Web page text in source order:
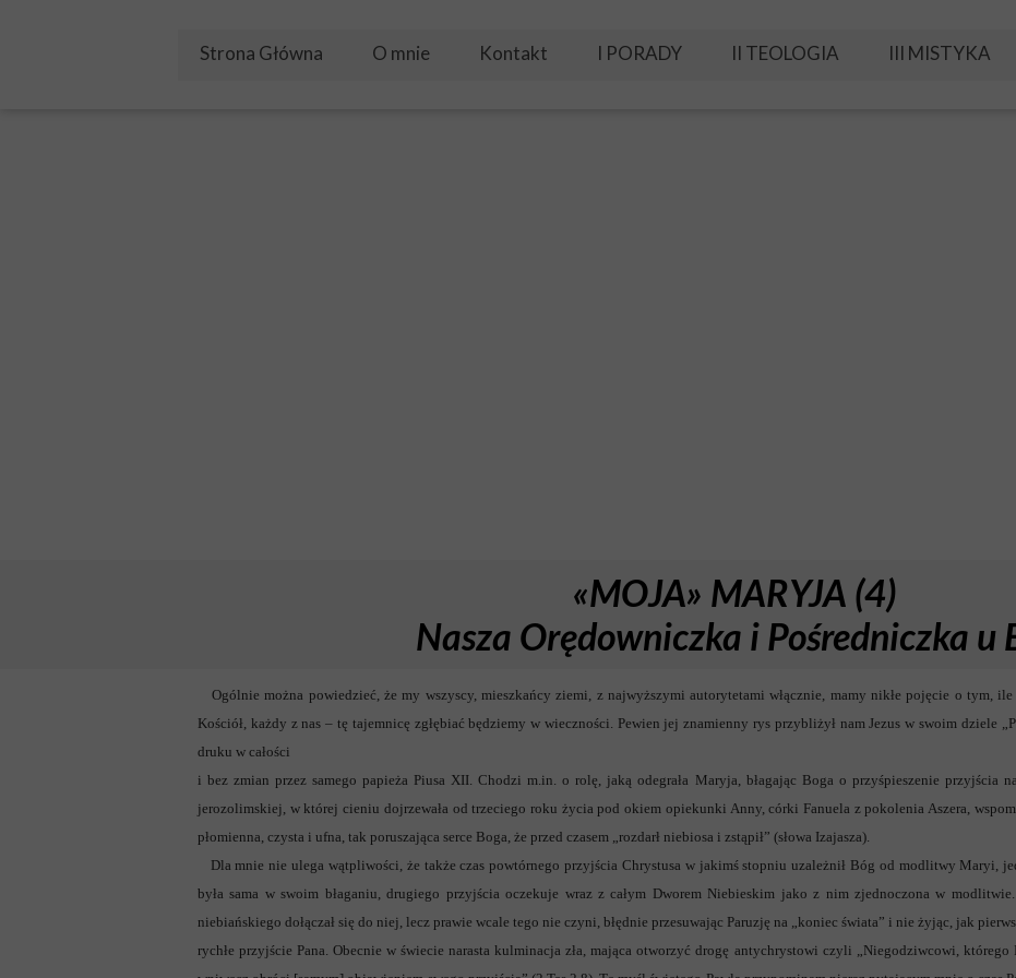
Strona Główna O mnie Kontakt I PORADY II TEOLOGIA III MISTYKA
«MOJA» MARYJA (4)
Nasza Orędowniczka i Pośredniczka u
Ogólnie można powiedzieć, że my wszyscy, mieszkańcy ziemi, z najwyższymi autorytetami włącznie, mamy nikłe pojęcie o tym,
Kościół, każdy z nas – tę tajemnicę zgłębiać będziemy w wieczności. Pewien jej znamienny rys przybliżył nam Jezus w swoim dziele
druku w całości
i bez zmian przez samego papieża Piusa XII. Chodzi m.in. o rolę, jaką odegrała Maryja, błagając Boga o przyśpieszenie przyjścia
jerozolimskiej, w której cieniu dojrzewała od trzeciego roku życia pod okiem opiekunki Anny, córki Fanuela z pokolenia Aszera,
płomienna, czysta i ufna, tak poruszająca serce Boga, że przed czasem „rozdarł niebiosa i zstąpił” (słowa Izajasza).
Dla mnie nie ulega wątpliwości, że także czas powtórnego przyjścia Chrystusa w jakimś stopniu uzależnił Bóg od modlitwy Maryi,
była sama w swoim błaganiu, drugiego przyjścia oczekuje wraz z całym Dworem Niebieskim jako z nim zjednoczona w
niebiańskiego dołączał się do niej, lecz prawie wcale tego nie czyni, błędnie przesuwając Paruzję na „koniec świata” i nie żyjąc, jak
rychłe przyjście Pana. Obecnie w świecie narasta kulminacja zła, mająca otworzyć drogę antychrystowi czyli „Niegodziwcowi, którego